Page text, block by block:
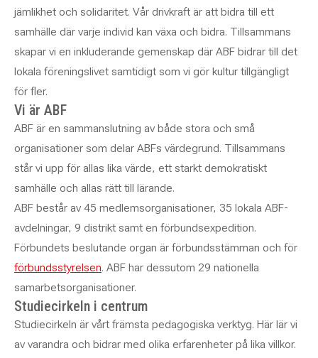
jämlikhet och solidaritet. Vår drivkraft är att bidra till ett
samhälle där varje individ kan växa och bidra. Tillsammans
skapar vi en inkluderande gemenskap där ABF bidrar till det
lokala föreningslivet samtidigt som vi gör kultur tillgängligt
för fler.
Vi är ABF
ABF är en sammanslutning av både stora och små
organisationer som delar ABFs värdegrund. Tillsammans
står vi upp för allas lika värde, ett starkt demokratiskt
samhälle och allas rätt till lärande.
ABF består av 45 medlemsorganisationer, 35 lokala ABF-
avdelningar, 9 distrikt samt en förbundsexpedition.
Förbundets beslutande organ är förbundsstämman och för
förbundsstyrelsen. ABF har dessutom 29 nationella
samarbetsorganisationer.
Studiecirkeln i centrum
Studiecirkeln är vårt främsta pedagogiska verktyg. Här lär vi
av varandra och bidrar med olika erfarenheter på lika villkor.